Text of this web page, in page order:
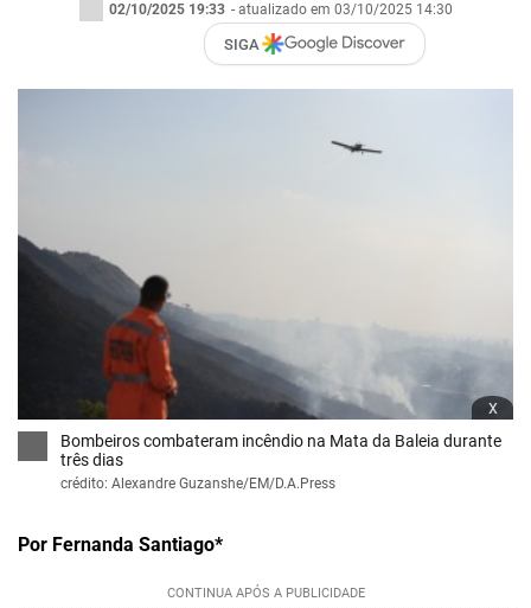
02/10/2025 19:33 - atualizado em 03/10/2025 14:30
SIGA
x
Bombeiros combateram incêndio na Mata da Baleia durante
três dias
crédito: Alexandre Guzanshe/EM/D.A.Press
Por Fernanda Santiago*